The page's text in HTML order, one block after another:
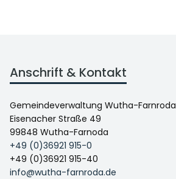
Anschrift & Kontakt
Gemeindeverwaltung Wutha-Farnroda
Eisenacher Straße 49
99848 Wutha-Farnoda
+49 (0)36921 915-0
+49 (0)36921 915-40
info@wutha-farnroda.de